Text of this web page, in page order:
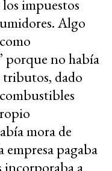
impuestos
Algo
porque no había
dado
mora de
pagaba